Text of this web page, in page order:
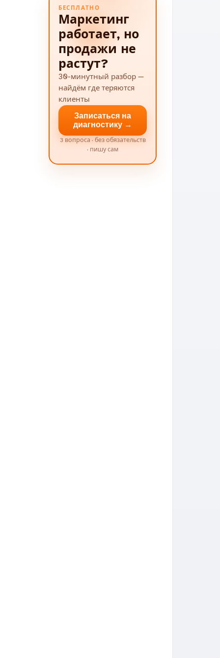
БЕСПЛАТНО
Маркетинг
работает, но
продажи не
растут?
30-минутный разбор —
найдём где теряются
клиенты
Записаться на
диагностику →
3 вопроса · без обязательств
· пишу сам